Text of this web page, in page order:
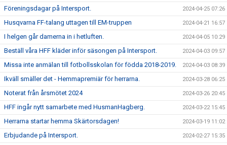
Föreningsdagar på Intersport. 2024-04-25 07:26
Husqvarna FF-talang uttagen till EM-truppen 2024-04-21 16:57
I helgen går damerna in i hetluften. 2024-04-05 10:29
Beställ våra HFF kläder inför säsongen på Intersport. 2024-04-03 09:57
Missa inte anmälan till fotbollsskolan för födda 2018-2019. 2024-04-03 08:39
Ikväll smäller det - Hemmapremiär för herrarna. 2024-03-28 06:25
Noterat från årsmötet 2024 2024-03-26 20:45
HFF ingår nytt samarbete med HusmanHagberg. 2024-03-22 15:45
Herrarna startar hemma Skärtorsdagen! 2024-03-19 11:02
Erbjudande på Intersport. 2024-02-27 15:35